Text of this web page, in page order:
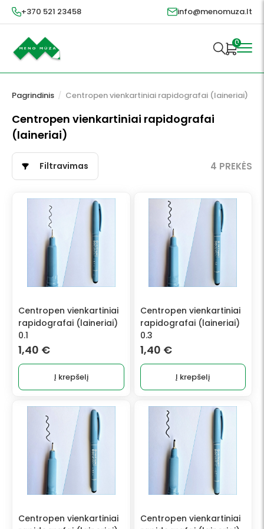
+370 521 23458 info@menomuza.lt
0
Pagrindinis / Centropen vienkartiniai rapidografai (laineriai)
Centropen vienkartiniai rapidografai
(laineriai)
Filtravimas 4 PREKĖS
Centropen vienkartiniai
rapidografai (laineriai)
0.1
1,40 €
Į krepšelį
Centropen vienkartiniai
rapidografai (laineriai)
0.3
1,40 €
Į krepšelį
Centropen vienkartiniai
Centropen vienkartiniai